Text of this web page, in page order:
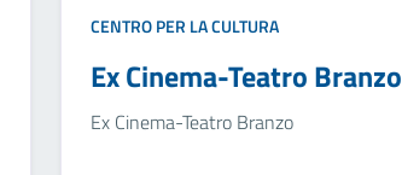
CENTRO PER LA CULTURA
Ex Cinema-Teatro Branzo
Ex Cinema-Teatro Branzo